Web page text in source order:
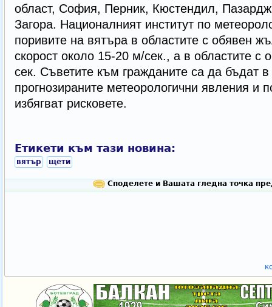
област, София, Перник, Кюстендил,
Загора. Националният институт по
поривите на вятъра в областите с обявен
скорост около 15-20 м/сек., а в областите с
сек. Съветите към гражданите са да бъдат в
прогнозираните метеорологични явления и
избягват рисковете.
Етикети към тази новина:
вятър щети
Споделете и Вашата гледна точка